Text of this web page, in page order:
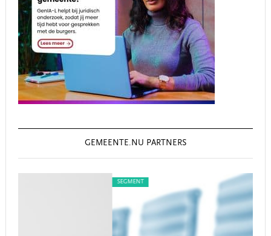
GEMEENTE.NU PARTNERS